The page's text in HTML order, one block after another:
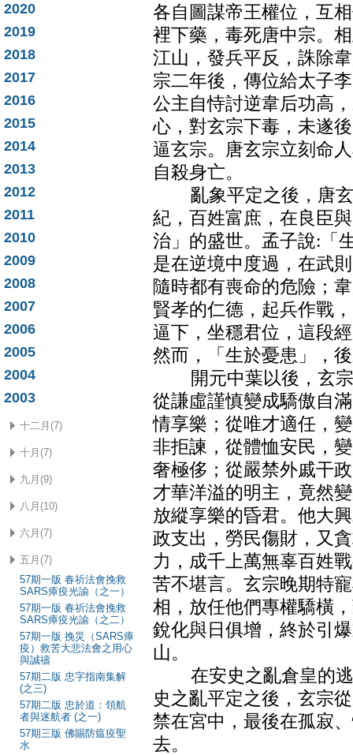
2020
2019
2018
2017
2016
2015
2014
2013
2012
2011
2010
2009
2008
2007
2006
2005
2004
2003
十二月(7)
十月(7)
九月(9)
八月(10)
六月(7)
五月(7)
57期一版 春祈法會挽救
SARS瘴疫光諭（之一）
57期一版 春祈法會挽救
SARS瘴疫光諭（之二）
57期一版 挽災（SARS瘴
疫）救苦大悲法會之用心
與誠禱
57期二版 忠字指南集解
(之三)
57期二版 忠於道：領航
者與迷航者 (之一)
57期三版 佛賜防瘟疫聖
水
各自圖謀帝王權位，互
裡下藥，毒死唐中宗。
江山，發兵平反，誅除
宗二年後，傳位給太子
公主自恃討逆韋后功高
心，對玄宗下毒，未遂
逼玄宗。唐玄宗立刻命
自殺身亡。
亂象平定之後，唐玄
紀，百姓富庶，在良臣
治」的盛世。孟子說:「
是在逆境中度過，在武
隨時都有喪命的危險；
賢孝的仁德，起兵作戰
逼下，坐穩君位，這段
然而，「生於憂患」，
開元中葉以後，玄宗
從謙虛謹慎變成驕傲自
情享樂；從唯才適任，
非拒諫，從體恤安民，
奢極侈；從嚴禁外戚干
才華洋溢的明主，竟然
放縱享樂的昏君。他大
政支出，勞民傷財，又
力，成千上萬無辜百姓
苦不堪言。玄宗晚期特
相，放任他們專權驕橫
銳化與日俱增，終於引
山。
在安史之亂倉皇的逃
史之亂平定之後，玄宗
禁在宮中，最後在孤寂
去。